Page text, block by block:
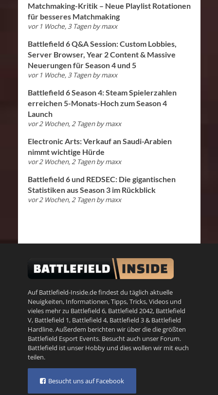
Matchmaking-Kritik – Neue Playlist Rotationen
für besseres Matchmaking
vor 1 Woche, 3 Tagen bymaxx
Battlefield 6 Q&A Session: Custom Lobbies,
Server Browser, Year 2 Content & Massive
Neuerungen für Season 4 und 5
vor 1 Woche, 3 Tagen bymaxx
Battlefield 6 Season 4: Steam Spielerzahlen
erreichen 5-Monats-Hoch zum Season 4
Launch
vor 2 Wochen, 2 Tagen bymaxx
Electronic Arts: Verkauf an Saudi-Arabien
nimmt wichtige Hürde
vor 2 Wochen, 2 Tagen bymaxx
Battlefield 6 und REDSEC: Die gigantischen
Statistiken aus Season 3 im Rückblick
vor 2 Wochen, 2 Tagen bymaxx
Auf Battlefield-Inside.de findest du täglich aktuelle
Neuigkeiten, Informationen, Tipps, Tricks, Videos und
vieles mehr zu Battlefield 6, Battlefield 2042, Battlefield
V, Battlefield 1, Battlefield 4, Battlefield 3& Battlefield
Hardline. Außerdem berichten wir über die die größten
Battlefield Esport Events. Besucht auch unser Forum.
Battlefield ist unser Hobby und dies wollen wir mit euch
teilen.
Besucht uns auf Facebook